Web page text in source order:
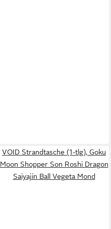
VOID Strandtasche (1-tlg), Goku
Moon Shopper Son Roshi Dragon
Saiyajin Ball Vegeta Mond